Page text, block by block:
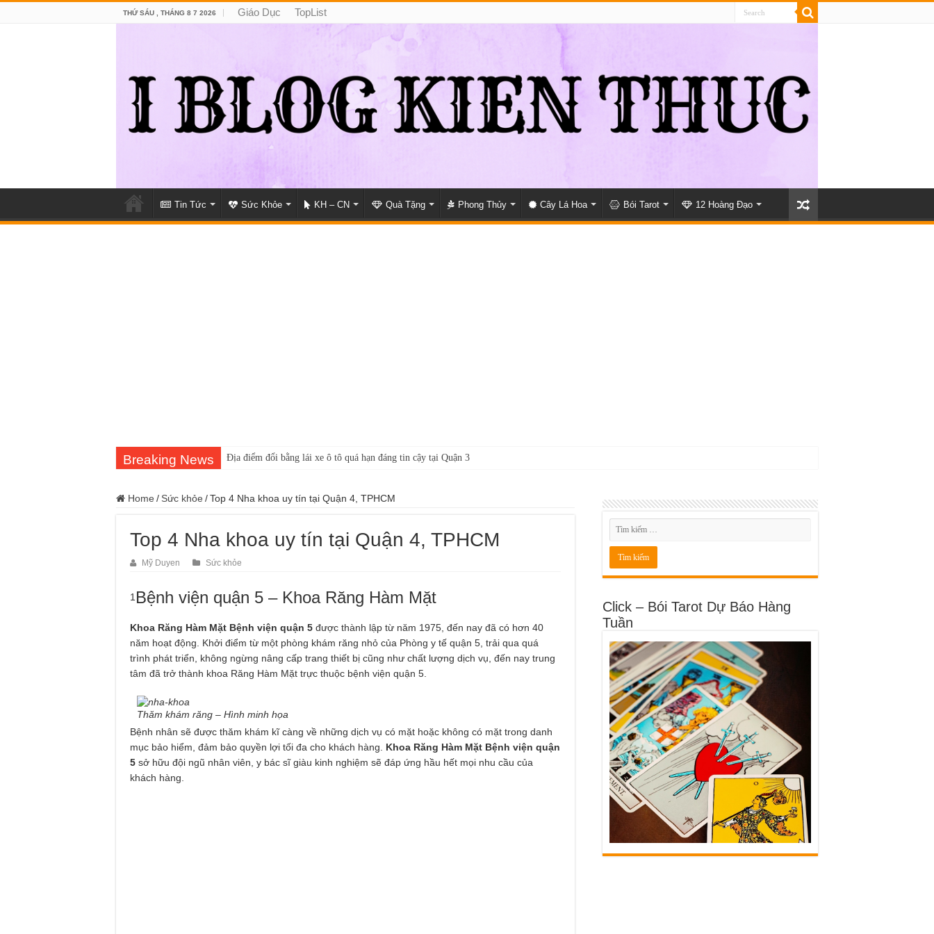
THỨ SÁU , THÁNG 8 7 2026 Giáo Dục TopList
Tin Tức Sức Khỏe KH – CN Quà Tặng Phong Thủy Cây Lá Hoa Bói Tarot 12 Hoàng Đạo
Breaking News Địa điểm đổi bằng lái xe ô tô quá hạn đáng tin cậy tại Quận 3
Home / Sức khỏe /Top 4 Nha khoa uy tín tại Quận 4, TPHCM
Top 4 Nha khoa uy tín tại Quận 4, TPHCM
Mỹ Duyen Sức khỏe
1 Bệnh viện quận 5 – Khoa Răng Hàm Mặt
Khoa Răng Hàm Mặt Bệnh viện quận 5 được thành lập từ năm 1975, đến nay đã có hơn 40
năm hoạt động. Khởi điểm từ một phòng khám răng nhỏ của Phòng y tế quận 5, trải qua quá
trình phát triển, không ngừng nâng cấp trang thiết bị cũng như chất lượng dịch vụ, đến nay trung
tâm đã trở thành khoa Răng Hàm Mặt trực thuộc bệnh viện quận 5.
Thăm khám răng – Hình minh họa
Bệnh nhân sẽ được thăm khám kĩ càng về những dịch vụ có mặt hoặc không có mặt trong danh
mục bảo hiểm, đảm bảo quyền lợi tối đa cho khách hàng. Khoa Răng Hàm Mặt Bệnh viện quận
5 sở hữu đội ngũ nhân viên, y bác sĩ giàu kinh nghiệm sẽ đáp ứng hầu hết mọi nhu cầu của
khách hàng.
Click – Bói Tarot Dự Báo Hàng
Tuần